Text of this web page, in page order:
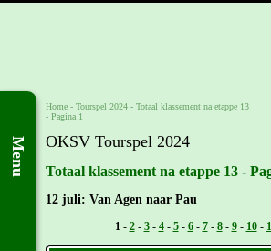
Menu
Home - Tourspel 2024 - Totaal klassement na etappe 13
- Pagina 1
OKSV Tourspel 2024
Totaal klassement na etappe 13 -
12 juli: Van Agen naar Pau
1- 2- 3- 4- 5- 6- 7- 8- 9- 10-